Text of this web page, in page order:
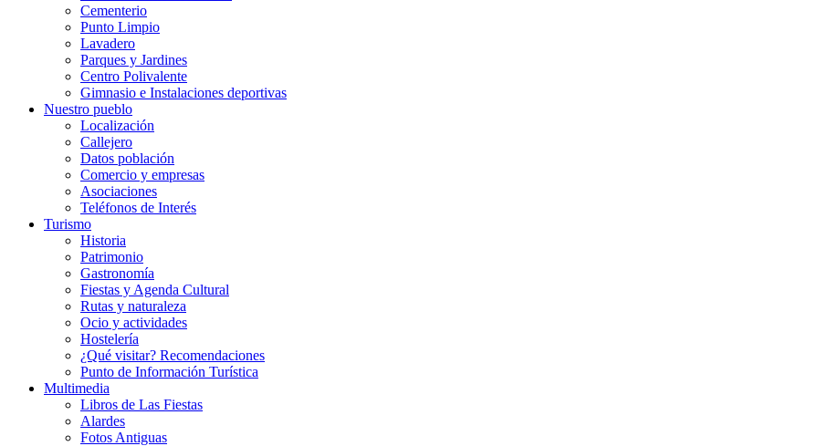
Cementerio
Punto Limpio
Lavadero
Parques y Jardines
Centro Polivalente
Gimnasio e Instalaciones deportivas
Nuestro pueblo
Localización
Callejero
Datos población
Comercio y empresas
Asociaciones
Teléfonos de Interés
Turismo
Historia
Patrimonio
Gastronomía
Fiestas y Agenda Cultural
Rutas y naturaleza
Ocio y actividades
Hostelería
¿Qué visitar? Recomendaciones
Punto de Información Turística
Multimedia
Libros de Las Fiestas
Alardes
Fotos Antiguas